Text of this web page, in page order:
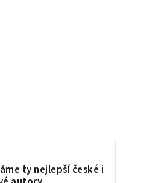
ty nejlepší české i